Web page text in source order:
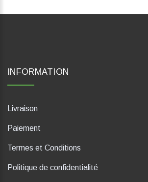
INFORMATION
Livraison
Paiement
Termes et Conditions
Politique de confidentialité